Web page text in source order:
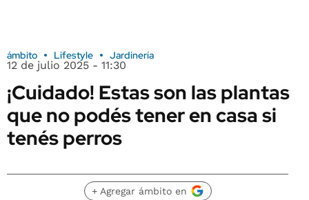
ámbito Lifestyle Jardinería
12 de julio 2025 - 11:30
¡Cuidado! Estas son las plantas
que no podés tener en casa si
tenés perros
+ Agregar ámbito en